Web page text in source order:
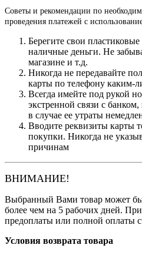
Советы и рекомендации по
проведения платежей с
Берегите свои
наличные деньги. Не
магазине и т.д.
Никогда не передавайте
карты по телефону каким-
Всегда имейте под рукой
экстренной связи с
в случае ее утраты
Вводите реквизиты карты
покупки. Никогда не
причинам
ВНИМАНИЕ!
Выбранный Вами товар может
более чем на 5 рабочих дней.
предоплаты или полной оплаты
Условия возврата товара